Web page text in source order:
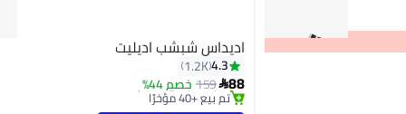
7
اديداس شبشب اديليت
4.3
1.2K
88
159خصم 44%
#6 في صنادل رجالية
أقل سعر في 7 يوم
تم بيع +40 مؤخرًا
#6 في صنادل رجالية